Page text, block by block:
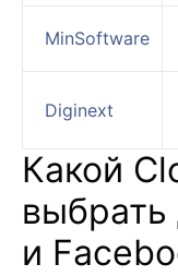
MinSoftware
Diginext
Какой
выбрать
и